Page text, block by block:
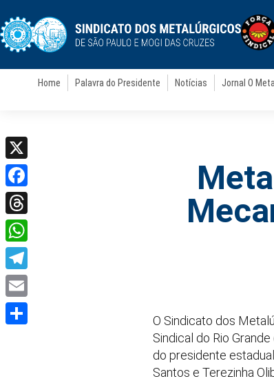
Home Palavra do Presidente Notícias Jornal O
O Sindicato dos
Sindical do Rio
do presidente
Santos e Terezinha
X
Facebook
Threads
WhatsApp
Telegram
Email